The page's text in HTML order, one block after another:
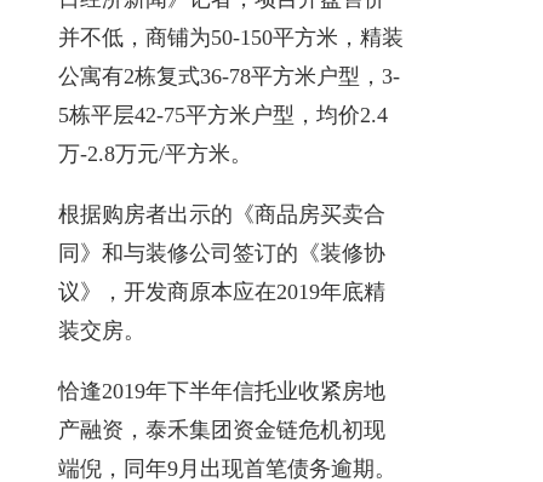
并不低，商铺为50-150平方米，精装
公寓有2栋复式36-78平方米户型，3-
5栋平层42-75平方米户型，均价2.4
万-2.8万元/平方米。
根据购房者出示的《商品房买卖合
同》和与装修公司签订的《装修协
议》，开发商原本应在2019年底精
装交房。
恰逢2019年下半年信托业收紧房地
产融资，泰禾集团资金链危机初现
端倪，同年9月出现首笔债务逾期。